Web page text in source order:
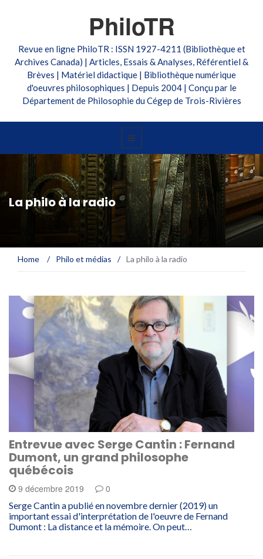
PhiloTR
Revue en ligne PhiloTR : ISSN 1927-4211 (Bibliothèque et
Archives Canada) | Articles, Essais & Analyses, Référentiel &
Brèves | Matériel didactique | Bibliothèque numérique
d'oeuvres philosophiques | Depuis 2004 | Conçu par le
Département de Philosophie du Cégep de Trois-Rivières
La philo à la radio
Home / Philo et médias / La philo à la radio
Entrevue avec Serge Cantin : Fernand
Dumont, un grand philosophe
québécois
9 décembre 2019 0
Serge Cantin a publié en novembre dernier (2019) un
important essai d'interprétation de l'oeuvre de Fernand
Dumont : La distance et la mémoire. On peut…